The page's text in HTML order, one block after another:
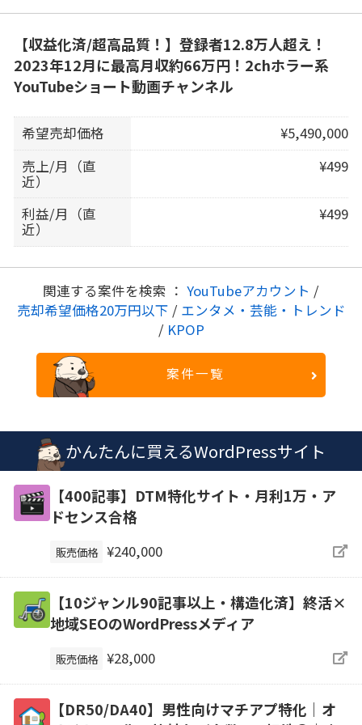
【収益化済/超高品質！】登録者12.8万人超え！
2023年12月に最高月収約66万円！2chホラー系
YouTubeショート動画チャンネル
希望売却価格
¥5,490,000
売上/月（直
近）
¥499
利益/月（直
近）
¥499
関連する案件を検索 ： YouTubeアカウント /
売却希望価格20万円以下 / エンタメ・芸能・トレンド
/ KPOP
案件一覧
かんたんに買えるWordPressサイト
【400記事】DTM特化サイト・月利1万・ア
ドセンス合格
販売価格 ¥240,000
【10ジャンル90記事以上・構造化済】終活×
地域SEOのWordPressメディア
販売価格 ¥28,000
【DR50/DA40】男性向けマチアプ特化｜オ